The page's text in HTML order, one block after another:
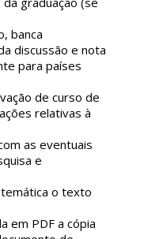
banca
discussão e nota
para países
de curso de
relativas à
as eventuais
e
o texto
em PDF a cópia